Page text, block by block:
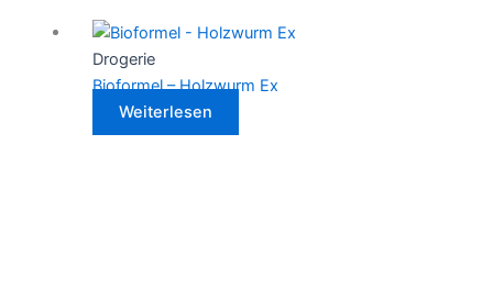
Drogerie
Bioformel – Holzwurm Ex
Weiterlesen